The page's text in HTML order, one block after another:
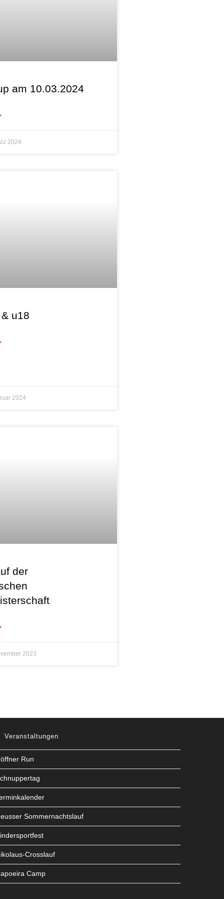
am 10.03.2024
2024
u18
2024
der
2023
Veranstaltungen
Run
Sommernachtslauf
Crosslauf
Camp